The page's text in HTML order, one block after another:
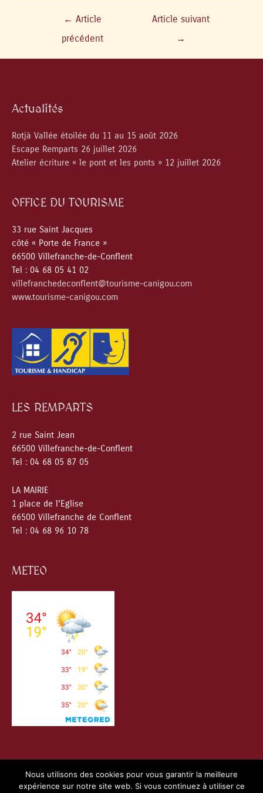
← Article
précédent
Article suivant
→
Actualités
Rotjà Vallée étoilée du 11 au 15 août 2026
Escape Remparts 26 juillet 2026
Atelier écriture « le pont et les ponts » 12 juillet 2026
OFFICE DU TOURISME
33 rue Saint Jacques
côté « Porte de France »
66500 Villefranche-de-Conflent
Tel : 04 68 05 41 02
villefranchedeconflent@tourisme-canigou.com
www.tourisme-canigou.com
LES REMPARTS
2 rue Saint Jean
66500 Villefranche-de-Conflent
Tel : 04 68 05 87 05
LA MAIRIE
1 place de l’Eglise
66500 Villefranche de Conflent
Tel : 04 68 96 10 78
METEO
Nous utilisons des cookies pour vous garantir la meilleure
expérience sur notre site web. Si vous continuez à utiliser ce